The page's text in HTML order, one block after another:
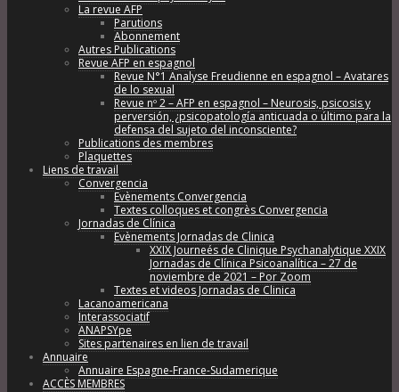
La revue AFP
Parutions
Abonnement
Autres Publications
Revue AFP en espagnol
Revue N°1 Analyse Freudienne en espagnol – Avatares
de lo sexual
Revue nº 2 – AFP en espagnol – Neurosis, psicosis y
perversión, ¿psicopatología anticuada o último para la
defensa del sujeto del inconsciente?
Publications des membres
Plaquettes
Liens de travail
Convergencia
Evènements Convergencia
Textes colloques et congrès Convergencia
Jornadas de Clínica
Evènements Jornadas de Clinica
XXIX Journeés de Clinique Psychanalytique XXIX
Jornadas de Clínica Psicoanalítica – 27 de
noviembre de 2021 – Por Zoom
Textes et videos Jornadas de Clinica
Lacanoamericana
Interassociatif
ANAPSYpe
Sites partenaires en lien de travail
Annuaire
Annuaire Espagne-France-Sudamerique
ACCÈS MEMBRES